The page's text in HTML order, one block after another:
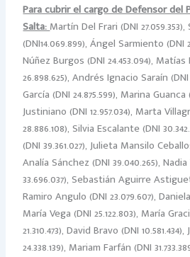
Para cubrir el cargo de Defensor del
Salta:Martín Del Frari (DNI
(DNI14.069.899), Ángel Sarmiento (DNI
Núñez Burgos (DNI 24.453.094), Matías
26.898.625), Andrés Ignacio Saraín (DNI
García (DNI 24.875.599), Marina Guanca
Justiniano (DNI 12.957.034), Marta
28.886.108), Silvia Escalante (DNI
(DNI 39.361.027), Julieta Mansilo
Analía Sánchez (DNI 39.040.265),
33.696.037), Sebastián Aguirre
Ramiro Angulo (DNI 23.079.607),
María Vega (DNI 25.122.803), María
21.310.473), David Bravo (DNI
24.338.139), Mariam Farfán (DNI